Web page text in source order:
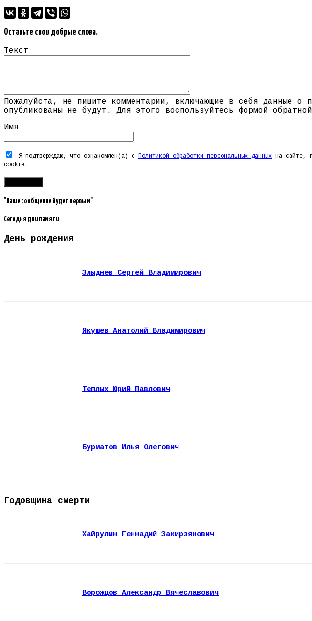
Оставьте свои добрые слова.
Текст
Пожалуйста, не пишите комментарии, включающие в себя данные о
опубликованы не будут. Для этого воспользуйтесь формой
Имя
Я подтверждаю, что ознакомлен(а) с Политикой обработки персональных данных на сайте,
cookie.
"Ваше сообщение будет первым"
Сегодня дни памяти
День рождения
Злыднев Сергей Владимирович
Якушев Анатолий Владимирович
Теплых Юрий Павлович
Бурматов Илья Олегович
Годовщина смерти
Хайрулин Геннадий Закирзянович
Ворожцов Александр Вячеславович